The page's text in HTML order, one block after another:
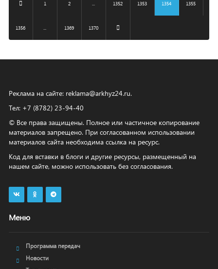
1 2 1352 1353 1354 1355
1356 1369 1370
Реклама на сайте: reklama@arkhyz24.ru.
Тел: +7 (8782) 23‑94‑40
© Все права защищены. Полное или частичное копирование
материалов запрещено. При согласованном использовании
материалов сайта необходима ссылка на ресурс.
Код для вставки в блоги и другие ресурсы, размещенный на
нашем сайте, можно использовать без согласования.
Меню
Программа передач
Новости